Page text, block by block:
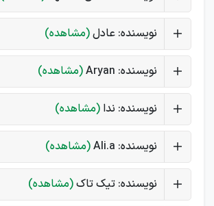
نویسنده: عادل(مشاهده)
نویسنده: Aryan (مشاهده)
نویسنده: ندا (مشاهده)
نویسنده: Ali.a (مشاهده)
نویسنده: تیک تاک(مشاهده)